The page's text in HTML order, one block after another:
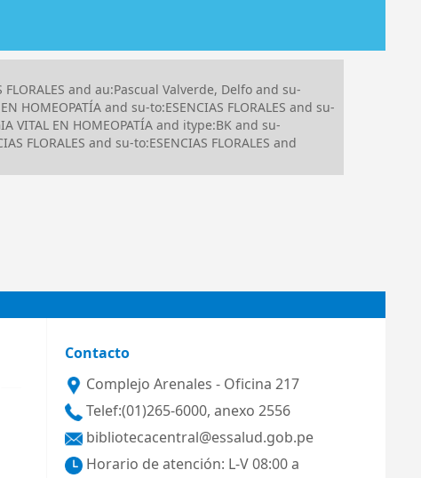
and au:Pascual Valverde, Delfo and su-
HOMEOPATÍA and su-to:ESENCIAS FLORALES and su-
VITAL EN HOMEOPATÍA and itype:BK and su-
FLORALES and su-to:ESENCIAS FLORALES and
Contacto
Complejo Arenales - Oficina 217
Telef:(01)265-6000, anexo 2556
bibliotecacentral@essalud.gob.pe
Horario de atención: L-V 08:00 a